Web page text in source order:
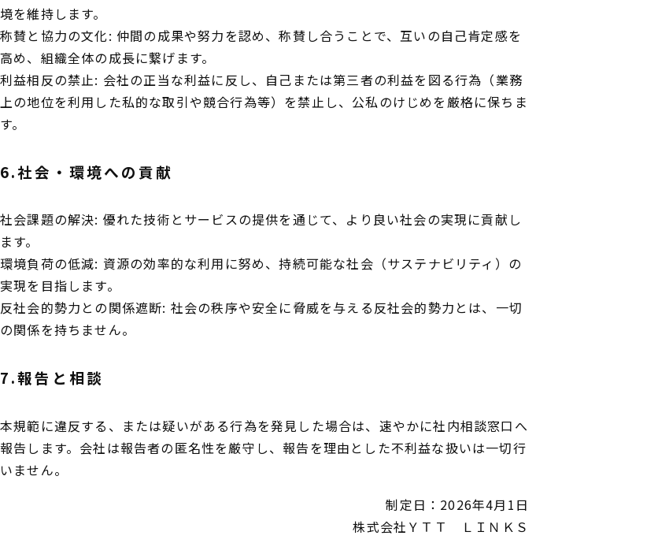
境を維持します。
称賛と協力の文化: 仲間の成果や努力を認め、称賛し合うことで、互いの自己肯定感を
高め、組織全体の成長に繋げます。
利益相反の禁止: 会社の正当な利益に反し、自己または第三者の利益を図る行為（業務
上の地位を利用した私的な取引や競合行為等）を禁止し、公私のけじめを厳格に保ちま
す。
6.社会・環境への貢献
社会課題の解決: 優れた技術とサービスの提供を通じて、より良い社会の実現に貢献し
ます。
環境負荷の低減: 資源の効率的な利用に努め、持続可能な社会（サステナビリティ）の
実現を目指します。
反社会的勢力との関係遮断: 社会の秩序や安全に脅威を与える反社会的勢力とは、一切
の関係を持ちません。
7.報告と相談
本規範に違反する、または疑いがある行為を発見した場合は、速やかに社内相談窓口へ
報告します。会社は報告者の匿名性を厳守し、報告を理由とした不利益な扱いは一切行
いません。
制定日：2026年4月1日
株式会社ＹＴＴ ＬＩＮＫＳ